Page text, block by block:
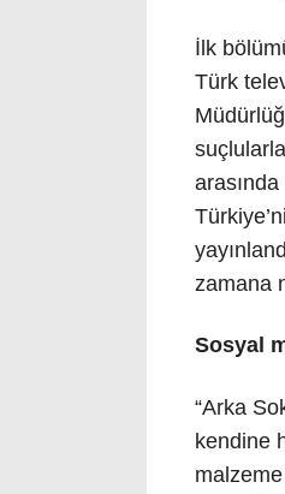
İlk
Türk
arasında
zamana
Sosyal
“Arka
kendine
malzeme